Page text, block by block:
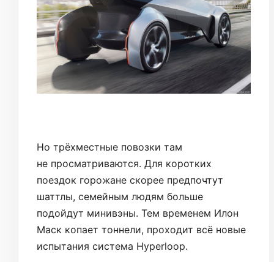
Но трёхместные повозки там
не просматриваются. Для коротких
поездок горожане скорее предпочтут
шаттлы, семейным людям больше
подойдут минивэны. Тем временем Илон
Маск копает тоннели, проходит всё новые
испытания система Hyperloop.